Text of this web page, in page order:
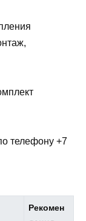
телефону +7
Рекомен